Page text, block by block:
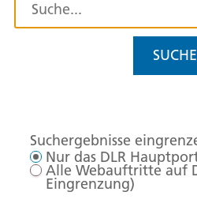
SUCHE
Suchergebnisse
Nur das DLR
Alle Webauftritte auf
Eingrenzung)